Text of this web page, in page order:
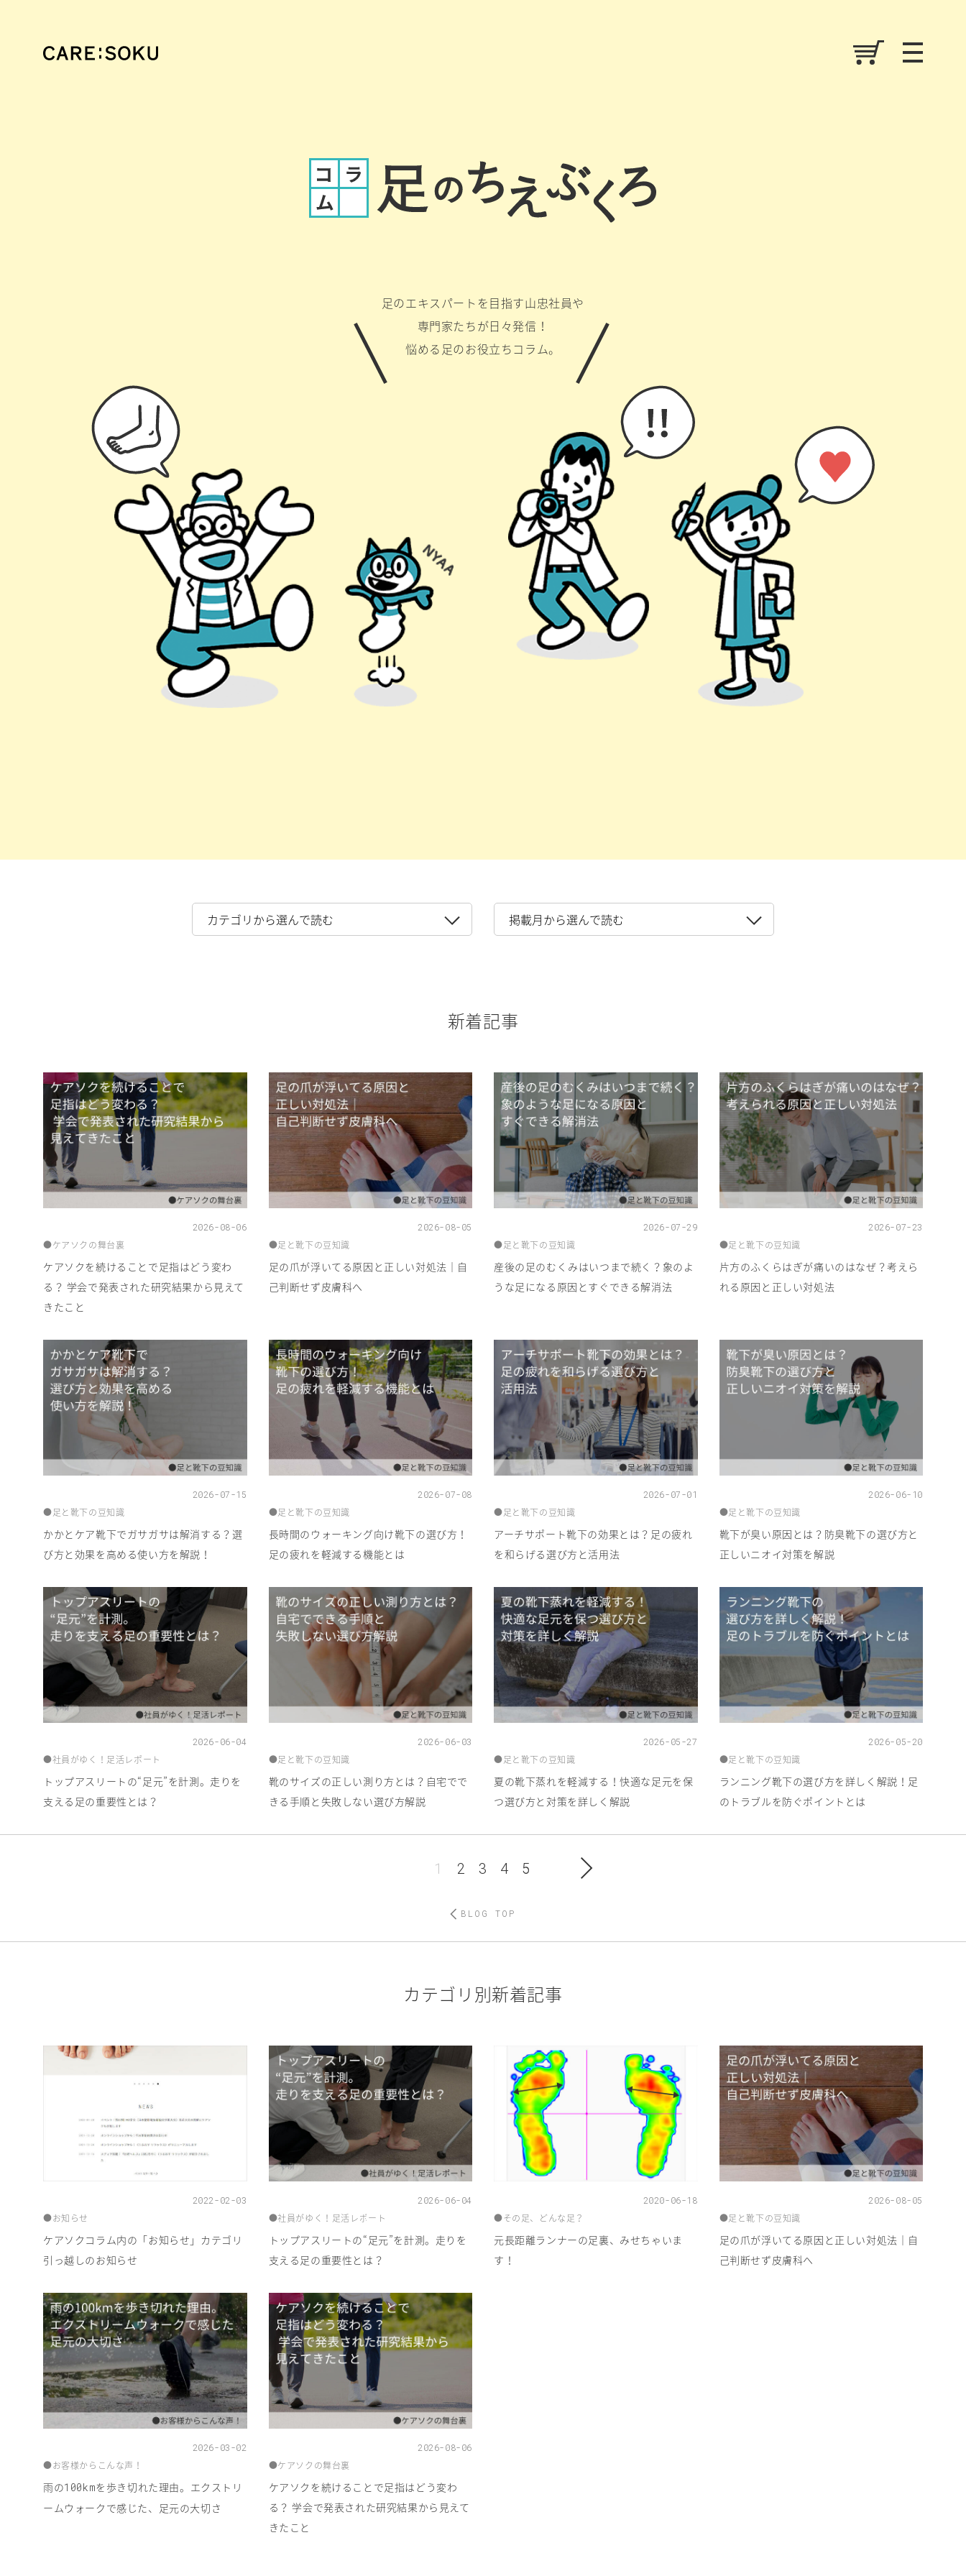
足のエキスパートを目指す山忠社員や
専門家たちが日々発信！
悩める足のお役立ちコラム。
新着記事
2026-08-06
●ケアソクの舞台裏
ケアソクを続けることで足指はどう変わ
る？ 学会で発表された研究結果から見えて
きたこと
2026-08-05
●足と靴下の豆知識
足の爪が浮いてる原因と正しい対処法｜自
己判断せず皮膚科へ
2026-07-29
●足と靴下の豆知識
産後の足のむくみはいつまで続く？象のよ
うな足になる原因とすぐできる解消法
2026-07-23
●足と靴下の豆知識
片方のふくらはぎが痛いのはなぜ？考えら
れる原因と正しい対処法
2026-07-15
●足と靴下の豆知識
かかとケア靴下でガサガサは解消する？選
び方と効果を高める使い方を解説！
2026-07-08
●足と靴下の豆知識
長時間のウォーキング向け靴下の選び方！
足の疲れを軽減する機能とは
2026-07-01
●足と靴下の豆知識
アーチサポート靴下の効果とは？足の疲れ
を和らげる選び方と活用法
2026-06-10
●足と靴下の豆知識
靴下が臭い原因とは？防臭靴下の選び方と
正しいニオイ対策を解説
2026-06-04
●社員がゆく！足活レポート
トップアスリートの“足元”を計測。走りを
支える足の重要性とは？
2026-06-03
●足と靴下の豆知識
靴のサイズの正しい測り方とは？自宅でで
きる手順と失敗しない選び方解説
2026-05-27
●足と靴下の豆知識
夏の靴下蒸れを軽減する！快適な足元を保
つ選び方と対策を詳しく解説
2026-05-20
●足と靴下の豆知識
ランニング靴下の選び方を詳しく解説！足
のトラブルを防ぐポイントとは
1 2 3 4 5
BLOG TOP
カテゴリ別新着記事
2022-02-03
●お知らせ
ケアソクコラム内の「お知らせ」カテゴリ
引っ越しのお知らせ
2026-06-04
●社員がゆく！足活レポート
トップアスリートの“足元”を計測。走りを
支える足の重要性とは？
2020-06-18
●その足、どんな足？
元長距離ランナーの足裏、みせちゃいま
す！
2026-08-05
●足と靴下の豆知識
足の爪が浮いてる原因と正しい対処法｜自
己判断せず皮膚科へ
2026-03-02
●お客様からこんな声！
雨の100kmを歩き切れた理由。エクストリ
ームウォークで感じた、足元の大切さ
2026-08-06
●ケアソクの舞台裏
ケアソクを続けることで足指はどう変わ
る？ 学会で発表された研究結果から見えて
きたこと